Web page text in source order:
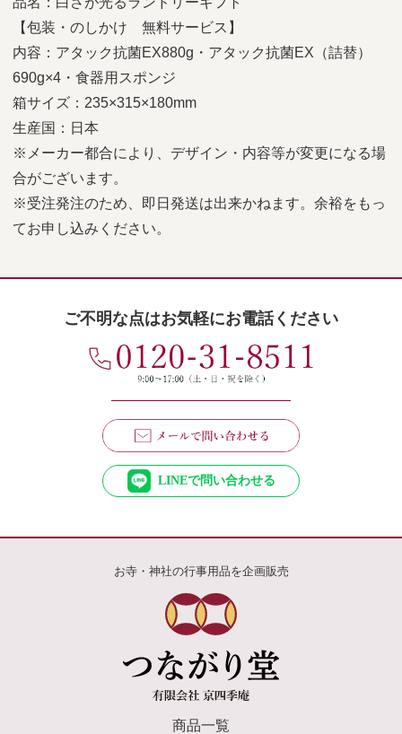
【包装・のしかけ 無料サービス】
内容：アタック抗菌EX880g・アタック抗菌EX（詰替）
690g×4・食器用スポンジ
箱サイズ：235×315×180mm
生産国：日本
※メーカー都合により、デザイン・内容等が変更になる場
合がございます。
※受注発注のため、即日発送は出来かねます。余裕をもっ
てお申し込みください。
ご不明な点はお気軽にお電話ください
LINEで問い合わせる
お寺・神社の行事用品を企画販売
商品一覧